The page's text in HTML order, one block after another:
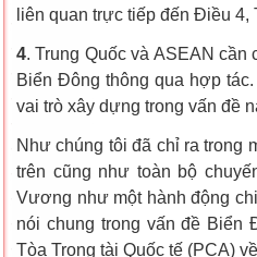
liên quan trực tiếp đến Điều
4. Trung Quốc và ASEAN
Biển Đông thông qua hợp
vai trò xây dựng trong vấn đề
Như chúng tôi đã chỉ ra trong
trên cũng như toàn bộ
Vương như một hành động
nói chung trong vấn đề Biển
Tòa Trọng tài Quốc tế (PCA)